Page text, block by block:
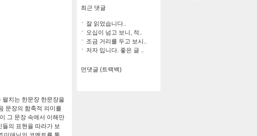
펼치는 한문장 한문장을
문장의 함축적 의미를
그 문장 속에서 이해만
들의 표현을 따라가 보
최근 댓글
잘 읽었습니다..
오십이 넘고 보니, 적..
조금 거리를 두고 보시..
저자 입니다. 좋은 글 ..
먼댓글 (트랙백)